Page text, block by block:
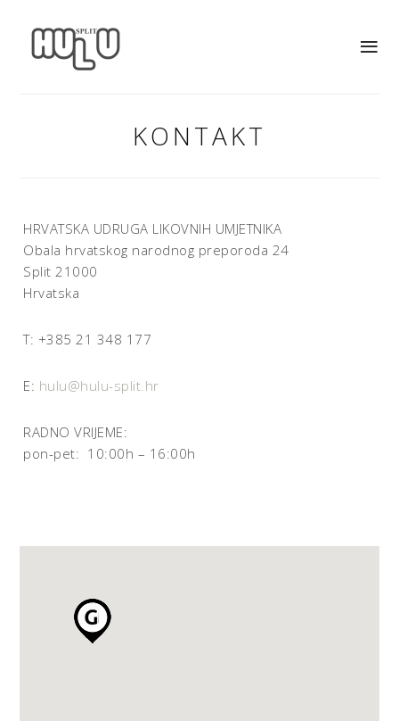
KONTAKT
HRVATSKA UDRUGA LIKOVNIH UMJETNIKA
Obala hrvatskog narodnog preporoda 24
Split 21000
Hrvatska
T: +385 21 348 177
E: hulu@hulu-split.hr
RADNO VRIJEME:
pon-pet: 10:00h – 16:00h